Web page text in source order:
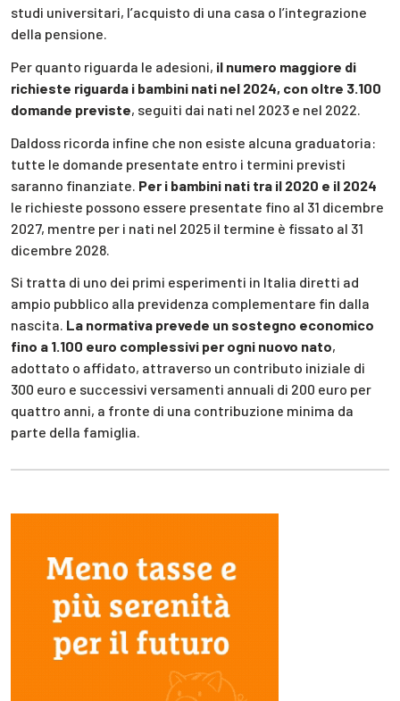
studi universitari, l’acquisto di una casa o l’integrazione
della pensione.
Per quanto riguarda le adesioni, il numero maggiore di
richieste riguarda i bambini nati nel 2024, con oltre 3.100
domande previste, seguiti dai nati nel 2023 e nel 2022.
Daldoss ricorda infine che non esiste alcuna graduatoria:
tutte le domande presentate entro i termini previsti
saranno finanziate. Per i bambini nati tra il 2020 e il 2024
le richieste possono essere presentate fino al 31 dicembre
2027, mentre per i nati nel 2025 il termine è fissato al 31
dicembre 2028.
Si tratta di uno dei primi esperimenti in Italia diretti ad
ampio pubblico alla previdenza complementare fin dalla
nascita. La normativa prevede un sostegno economico
fino a 1.100 euro complessivi per ogni nuovo nato,
adottato o affidato, attraverso un contributo iniziale di
300 euro e successivi versamenti annuali di 200 euro per
quattro anni, a fronte di una contribuzione minima da
parte della famiglia.